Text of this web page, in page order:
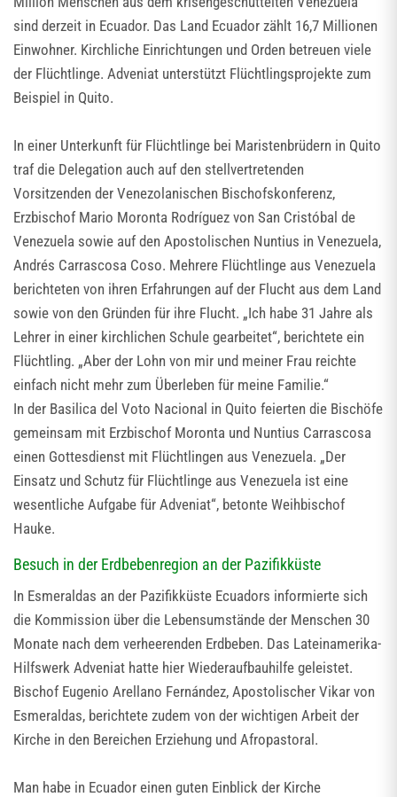
sind derzeit in Ecuador. Das Land Ecuador zählt 16,7 Millionen
Einwohner. Kirchliche Einrichtungen und Orden betreuen viele
der Flüchtlinge. Adveniat unterstützt Flüchtlingsprojekte zum
Beispiel in Quito.
In einer Unterkunft für Flüchtlinge bei Maristenbrüdern in Quito
traf die Delegation auch auf den stellvertretenden
Vorsitzenden der Venezolanischen Bischofskonferenz,
Erzbischof Mario Moronta Rodríguez von San Cristóbal de
Venezuela sowie auf den Apostolischen Nuntius in Venezuela,
Andrés Carrascosa Coso. Mehrere Flüchtlinge aus Venezuela
berichteten von ihren Erfahrungen auf der Flucht aus dem Land
sowie von den Gründen für ihre Flucht. „Ich habe 31 Jahre als
Lehrer in einer kirchlichen Schule gearbeitet“, berichtete ein
Flüchtling. „Aber der Lohn von mir und meiner Frau reichte
einfach nicht mehr zum Überleben für meine Familie.“
In der Basilica del Voto Nacional in Quito feierten die Bischöfe
gemeinsam mit Erzbischof Moronta und Nuntius Carrascosa
einen Gottesdienst mit Flüchtlingen aus Venezuela. „Der
Einsatz und Schutz für Flüchtlinge aus Venezuela ist eine
wesentliche Aufgabe für Adveniat“, betonte Weihbischof
Hauke.
Besuch in der Erdbebenregion an der Pazifikküste
In Esmeraldas an der Pazifikküste Ecuadors informierte sich
die Kommission über die Lebensumstände der Menschen 30
Monate nach dem verheerenden Erdbeben. Das Lateinamerika-
Hilfswerk Adveniat hatte hier Wiederaufbauhilfe geleistet.
Bischof Eugenio Arellano Fernández, Apostolischer Vikar von
Esmeraldas, berichtete zudem von der wichtigen Arbeit der
Kirche in den Bereichen Erziehung und Afropastoral.
Man habe in Ecuador einen guten Einblick der Kirche